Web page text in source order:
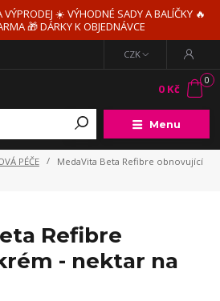
VÝPRODEJ ☀️ VÝHODNÉ SADY A BALÍČKY 🔥
🎁 DÁRKY K OBJEDNÁVCE
Menu
CZK
0
0 Kč
PÉČE
MedaVita Beta Refibre obnovující
Refibre
- nektar na